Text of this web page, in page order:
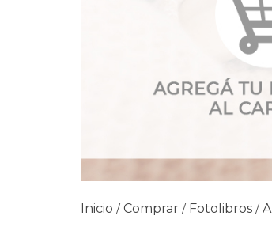
Inicio / Comprar / Fotolibros /